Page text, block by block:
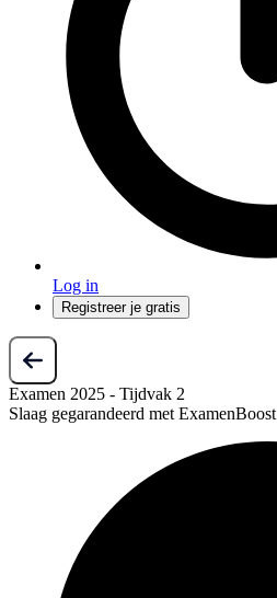
Log in
Registreer je gratis
Examen 2025 - Tijdvak 2
Slaag gegarandeerd met ExamenBoost